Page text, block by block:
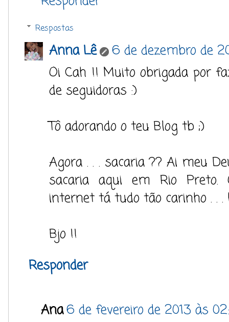
Respostas
Anna Lê
6 de dezembro de
Oi Cah !! Muito obrigada por
de seguidoras :)
Tô adorando o teu Blog tb ;)
Agora . . . sacaria ?? Ai meu
sacaria aqui em Rio Preto.
internet tá tudo tão carinho . . .
Bjo !!
Responder
Ana6 de fevereiro de 2013 às